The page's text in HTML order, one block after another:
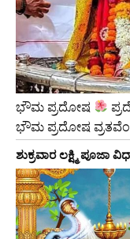
ಭೌಮ ಪ್ರದೋಷ
ಭೌಮ ಪ್ರದೋಷ
ಶುಕ್ರವಾರ ಲಕ್ಷ್ಮಿ ಪೂಜಾ